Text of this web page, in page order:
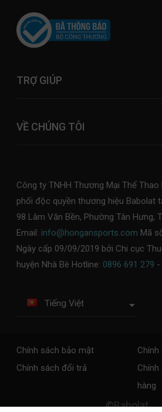
TRỢ GIÚP
VỀ CHÚNG TÔI
Công ty TNHH Thương Mại Thể Thao
phối độc quyền thương hiệu Babolat
98 Lâm Văn Bền, Phường Tân Hưng,
Email: info@hongansports.com Mã
Ngày cấp 09/09/2019 bởi Chi cục
huyện Nhà Bè Hotline: 0896 691 279 -
Tiếng Việt
Chính sách bảo mật
Chính sách đổi trả
hàng
©Babolat